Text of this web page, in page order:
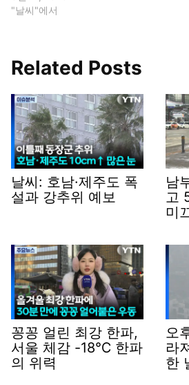
"날씨"에서
Related Posts
날씨: 호남·제주도 폭
설과 강추위 예보
남
고
미
꽁꽁 얼린 최강 한파,
서울 체감 -18℃ 한파
의 위력
오
라
한